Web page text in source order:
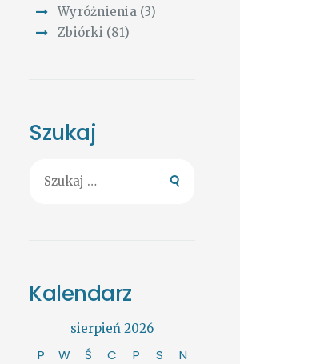
Wyróżnienia(3)
Zbiórki (81)
Szukaj
Kalendarz
sierpień 2026
P W Ś C P S N